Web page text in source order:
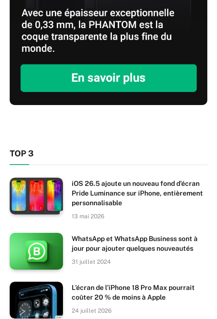
TOP 3
iOS 26.5 ajoute un nouveau fond d’écran
Pride Luminance sur iPhone, entièrement
personnalisable
13 mai 2026
WhatsApp et WhatsApp Business sont à
jour pour ajouter quelques nouveautés
31 juillet 2024
L’écran de l’iPhone 18 Pro Max pourrait
coûter 20 % de moins à Apple
24 juillet 2026